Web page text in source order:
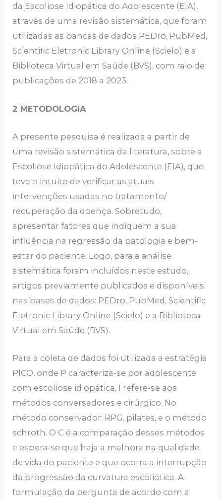
da Escoliose Idiopática do Adolescente (EIA),
através de uma revisão sistemática, que foram
utilizadas as bancas de dados PEDro, PubMed,
Scientific Eletronic Library Online (Scielo) e a
Biblioteca Virtual em Saúde (BVS), com raio de
publicações de 2018 a 2023.
2 METODOLOGIA
A presente pesquisa é realizada a partir de
uma revisão sistemática da literatura, sobre a
Escoliose Idiopática do Adolescente (EIA), que
teve o intuito de verificar as atuais
intervenções usadas no tratamento/
recuperação da doença. Sobretudo,
apresentar fatores que indiquem a sua
influência na regressão da patologia e bem-
estar do paciente. Logo, para a análise
sistemática foram incluídos neste estudo,
artigos previamente publicados e disponíveis
nas bases de dados: PEDro, PubMed, Scientific
Eletronic Library Online (Scielo) e a Biblioteca
Virtual em Saúde (BVS).
Para a coleta de dados foi utilizada a estratégia
PICO, onde P caracteriza-se por adolescente
com escoliose idiopática, I refere-se aos
métodos conversadores e cirúrgico. No
método conservador: RPG, pilates, e o método
schroth. O C é a comparação desses métodos
e espera-se que haja a melhora na qualidade
de vida do paciente e que ocorra a interrupção
da progressão da curvatura escoliótica. A
formulação da pergunta de acordo com a